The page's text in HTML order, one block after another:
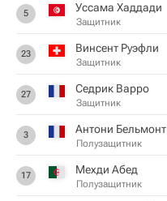
5 Уссама Хаддади
Защитник
23 Винсент Руэфли
Защитник
27 Седрик Варро
Защитник
3 Антони Бельмонт
Полузащитник
17 Мехди Абед
Полузащитник